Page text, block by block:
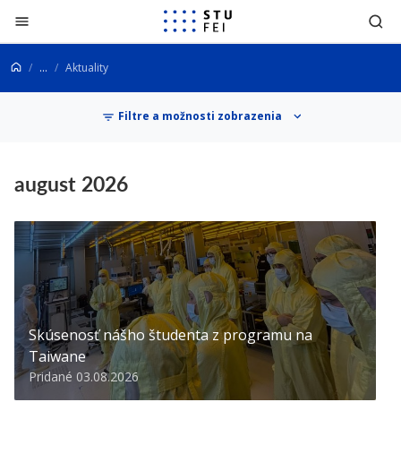
Prejsť na obsah
... Aktuality
Aktuality Filtre a možnosti zobrazenia
august 2026
Skúsenosť nášho študenta z programu na
Taiwane
Pridané 03.08.2026